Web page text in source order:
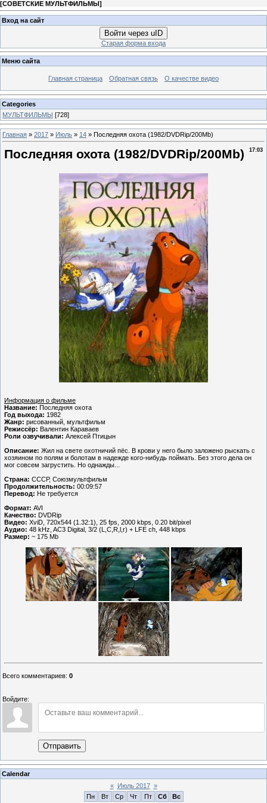
[СОВЕТСКИЕ МУЛЬТФИЛЬМЫ]
Вход на сайт
Войти через uID
Старая форма входа
Меню сайта
Главная страница Обратная связь О качестве видео
Categories
МУЛЬТФИЛЬМЫ [728]
Главная » 2017 » Июль » 14 » Последняя охота (1982/DVDRip/200Mb)
17:03
Последняя охота (1982/DVDRip/200Mb)
Информация о фильме
Название: Последняя охота
Год выхода: 1982
Жанр: рисованный, мультфильм
Режиссёр: Валентин Караваев
Роли озвучивали: Алексей Птицын
Описание: Жил на свете охотничий пёс. В крови у него было заложено рыскать с
хозяином по полям и болотам в надежде кого-нибудь поймать. Без этого дела он
мог совсем загрустить. Но однажды...
Страна: СССР, Союзмультфильм
Продолжительность: 00:09:57
Перевод: Не требуется
Формат: AVI
Качество: DVDRip
Видео: XviD, 720x544 (1.32:1), 25 fps, 2000 kbps, 0.20 bit/pixel
Аудио: 48 kHz, AC3 Digital, 3/2 (L,C,R,l,r) + LFE ch, 448 kbps
Размер: ~ 175 Mb
Всего комментариев: 0
Войдите:
Отправить
Calendar
«
Июль 2017 »
Пн
Вт Ср Чт Пт Сб Вс